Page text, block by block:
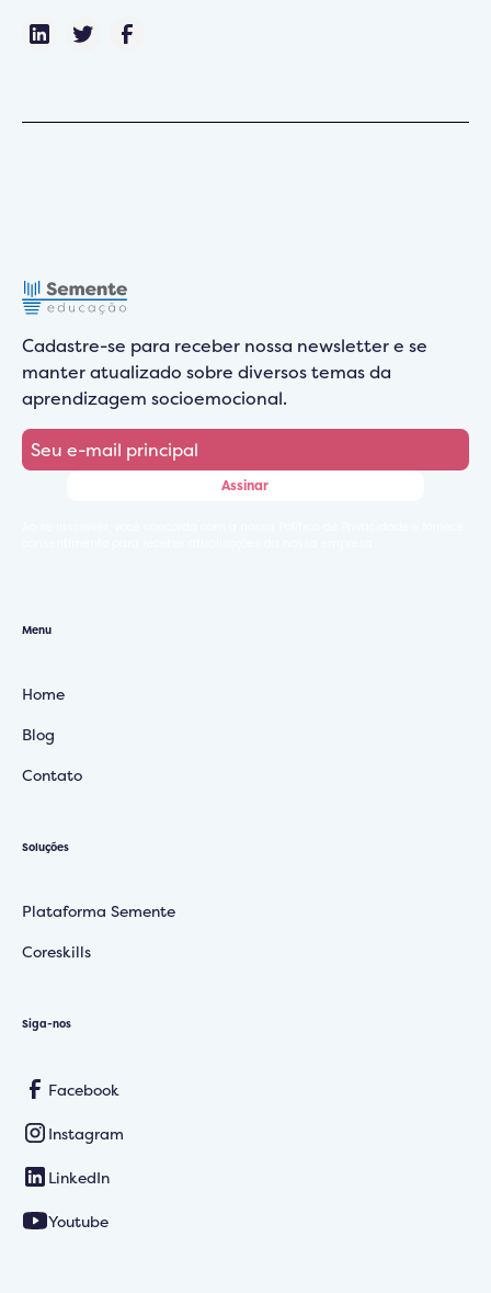
Cadastre-se para receber nossa newsletter e se
manter atualizado sobre diversos temas da
aprendizagem socioemocional.
Menu
Home
Blog
Contato
Soluções
Plataforma Semente
Coreskills
Siga-nos
Facebook
Instagram
LinkedIn
Youtube